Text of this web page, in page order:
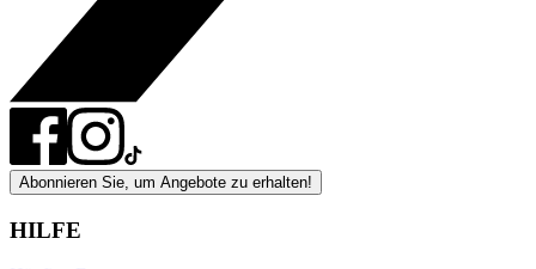
Abonnieren Sie, um Angebote zu erhalten!
HILFE